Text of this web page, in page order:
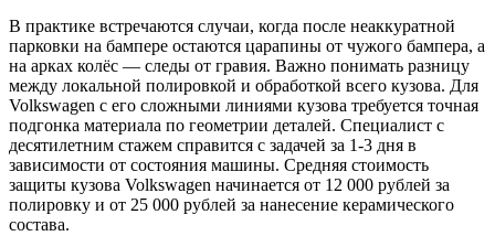
В практике встречаются случаи, когда после неаккуратной
парковки на бампере остаются царапины от чужого бампера, а
на арках колёс — следы от гравия. Важно понимать разницу
между локальной полировкой и обработкой всего кузова. Для
Volkswagen с его сложными линиями кузова требуется точная
подгонка материала по геометрии деталей. Специалист с
десятилетним стажем справится с задачей за 1-3 дня в
зависимости от состояния машины. Средняя стоимость
защиты кузова Volkswagen начинается от 12 000 рублей за
полировку и от 25 000 рублей за нанесение керамического
состава.